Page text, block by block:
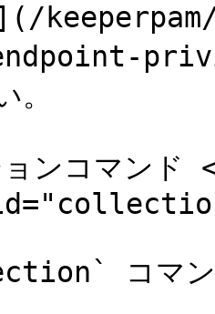
](/
。
ョンコマン
コマン